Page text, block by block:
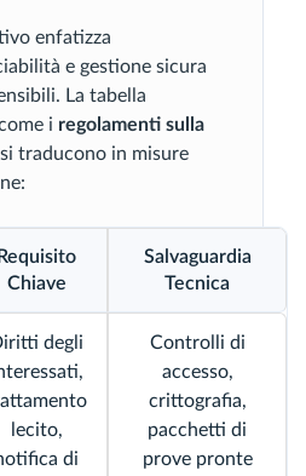
enfatizza
e gestione sicura
La tabella
i regolamenti sulla
si traducono in misure
Chiave
Salvaguardia
Tecnica
degli
lecito,
di
Controlli di
accesso,
crittografia,
pacchetti di
prove pronte